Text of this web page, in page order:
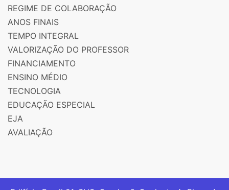
REGIME DE COLABORAÇÃO
ANOS FINAIS
TEMPO INTEGRAL
VALORIZAÇÃO DO PROFESSOR
FINANCIAMENTO
ENSINO MÉDIO
TECNOLOGIA
EDUCAÇÃO ESPECIAL
EJA
AVALIAÇÃO